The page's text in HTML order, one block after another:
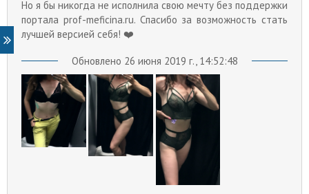
Но я бы никогда не исполнила свою мечту без поддержки
портала prof-meficina.ru. Спасибо за возможность стать
лучшей версией себя! ❤️
Обновлено 26 июня 2019 г., 14:52:48